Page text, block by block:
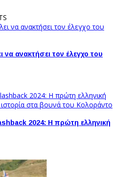
να ανακτήσει τον έλεγχο του
2024: Η πρώτη ελληνική